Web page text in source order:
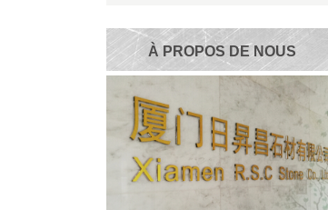
À PROPOS DE NOUS